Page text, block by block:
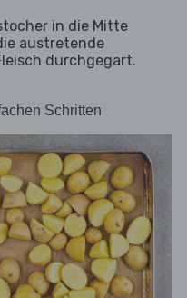
in die Mitte
austretende
durchgegart.
Schritten